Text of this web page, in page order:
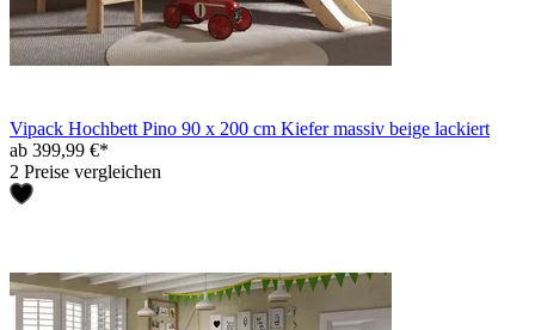
Vipack Hochbett Pino 90 x 200 cm Kiefer massiv beige lackiert
ab 399,99 €*
2 Preise vergleichen